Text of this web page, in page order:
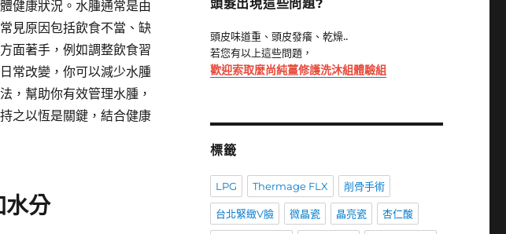
健康狀況。水腫通常是由
見原因包括飲食不當、缺
面著手，例如調整飲食習
常改變，你可以減少水腫
，幫助你有效管理水腫，
之以恆是關鍵，結合健康
水分
頭髮出現這些問題?
頭皮味道重、頭皮發癢、乾燥..
若您有以上這些問題，
歡迎索取麼尚純薑修護洗沐組體驗組
標籤
LPG Thermage FLX 削骨手術
台北緊緻V臉 微晶瓷 晶亮瓷 杏仁酸